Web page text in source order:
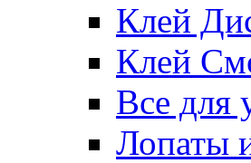
Клей
Клей
Все для
Лопаты